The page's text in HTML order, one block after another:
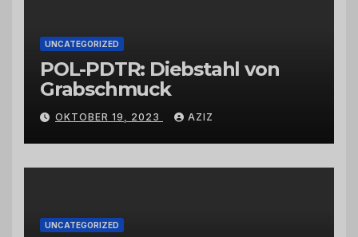
UNCATEGORIZED
POL-PDTR: Diebstahl von
Grabschmuck
OKTOBER 19, 2023 AZIZ
UNCATEGORIZED